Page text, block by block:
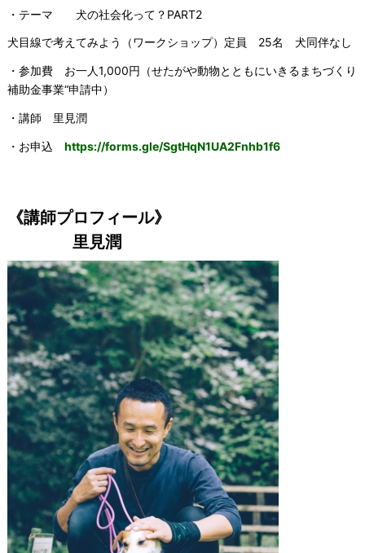
・テーマ 犬の社会化って？PART2
犬目線で考えてみよう（ワークショップ）定員 25名 犬同伴なし
・参加費 お一人1,000円（せたがや動物とともにいきるまちづくり
補助金事業“申請中）
・講師 里見潤
・お申込 https://forms.gle/SgtHqN1UA2Fnhb1f6
《講師プロフィール》
里見潤